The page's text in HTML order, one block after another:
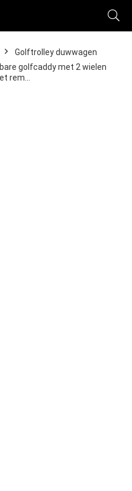
Golftrolley duwwagen
golfcaddy met 2 wielen
rem…